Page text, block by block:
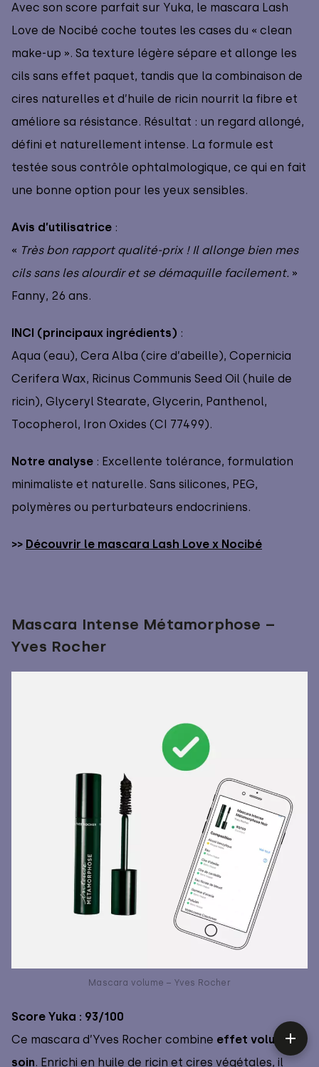
Avec son score parfait sur Yuka, le mascara Lash
Love de Nocibé coche toutes les cases du « clean
make-up ». Sa texture légère sépare et allonge les
cils sans effet paquet, tandis que la combinaison de
cires naturelles et d’huile de ricin nourrit la fibre et
améliore sa résistance. Résultat : un regard allongé,
défini et naturellement intense. La formule est
testée sous contrôle ophtalmologique, ce qui en fait
une bonne option pour les yeux sensibles.
Avis d’utilisatrice :
« Très bon rapport qualité-prix ! Il allonge bien mes
cils sans les alourdir et se démaquille facilement. »
Fanny, 26 ans.
INCI (principaux ingrédients) :
Aqua (eau), Cera Alba (cire d’abeille), Copernicia
Cerifera Wax, Ricinus Communis Seed Oil (huile de
ricin), Glyceryl Stearate, Glycerin, Panthenol,
Tocopherol, Iron Oxides (CI 77499).
Notre analyse : Excellente tolérance, formulation
minimaliste et naturelle. Sans silicones, PEG,
polymères ou perturbateurs endocriniens.
>> Découvrir le mascara Lash Love x Nocibé
Mascara Intense Métamorphose –
Yves Rocher
Mascara volume – Yves Rocher
Score Yuka : 93/100
Ce mascara d’Yves Rocher combine effet volume et
soin. Enrichi en huile de ricin et cires végétales, il